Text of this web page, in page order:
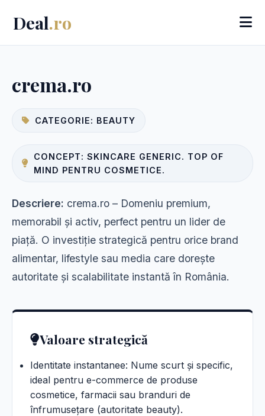
Deal.ro
crema.ro
CATEGORIE: BEAUTY
CONCEPT: SKINCARE GENERIC. TOP OF
MIND PENTRU COSMETICE.
Descriere: crema.ro – Domeniu premium,
memorabil și activ, perfect pentru un lider de
piață. O investiție strategică pentru orice brand
alimentar, lifestyle sau media care dorește
autoritate și scalabilitate instantă în România.
Valoare strategică
Identitate instantanee: Nume scurt și specific,
ideal pentru e-commerce de produse
cosmetice, farmacii sau branduri de
înfrumusețare (autoritate beauty).